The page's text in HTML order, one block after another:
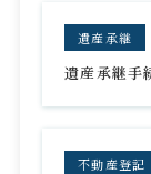
遺産承継
遺産承継手
不動産登記